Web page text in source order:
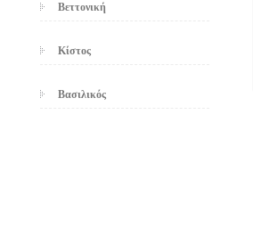
Βεττονική
Κίστος
Βασιλικός